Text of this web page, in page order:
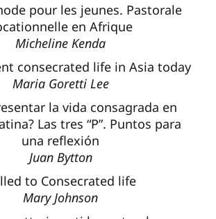
pour les jeunes. Pastorale
en Afrique
Micheline Kenda
consecrated life in Asia today
Maria Goretti Lee
la vida consagrada en
Las tres “P”. Puntos para
una reflexión
Juan Bytton
to Consecrated life
Mary Johnson